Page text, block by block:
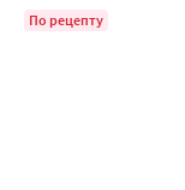
По рецепту